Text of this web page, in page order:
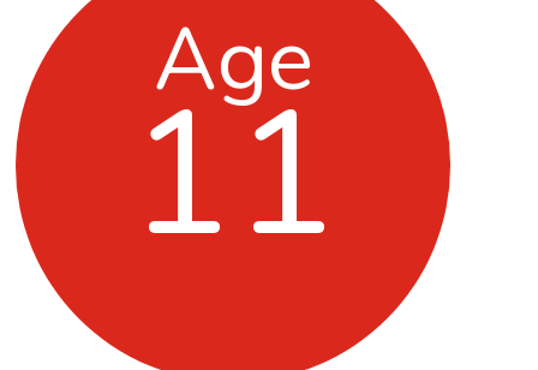
Age
11